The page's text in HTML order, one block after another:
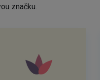
značku.